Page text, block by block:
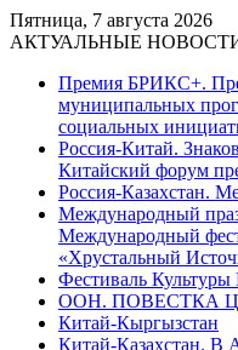
Пятница, 7 августа 2026
АКТУАЛЬНЫЕ
Премия БРИКС+.
муниципальных
социальных
Россия-Китай.
Китайский форум
Россия-Казахстан.
Международный
Международный
«Хрустальный
Фестиваль
ООН. ПОВЕСТКА
Китай-Кыргызстан
Китай-Казахстан. В